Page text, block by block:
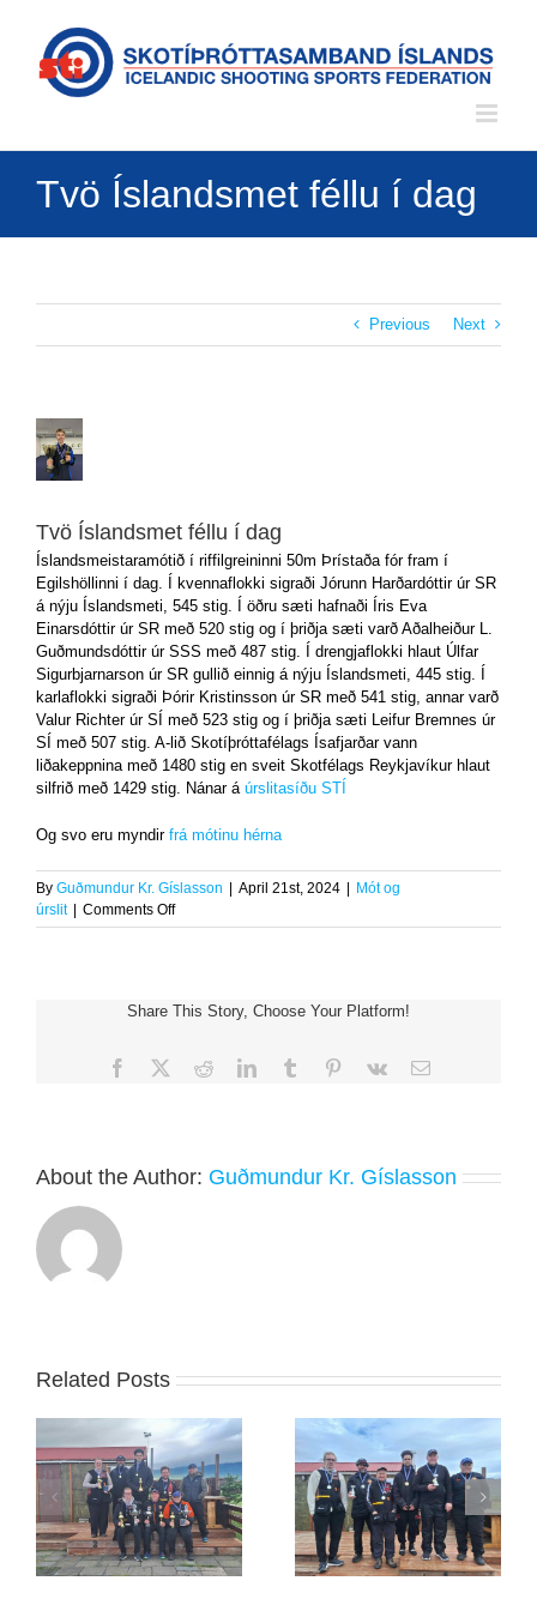
content
Tvö Íslandsmet féllu í dag
Previous Next
View
Larger
Image
Tvö Íslandsmet féllu í dag
Íslandsmeistaramótið í riffilgreininni 50m Þrístaða fór fram í
Egilshöllinni í dag. Í kvennaflokki sigraði Jórunn Harðardóttir úr SR
á nýju Íslandsmeti, 545 stig. Í öðru sæti hafnaði Íris Eva
Einarsdóttir úr SR með 520 stig og í þriðja sæti varð Aðalheiður L.
Guðmundsdóttir úr SSS með 487 stig. Í drengjaflokki hlaut Úlfar
Sigurbjarnarson úr SR gullið einnig á nýju Íslandsmeti, 445 stig. Í
karlaflokki sigraði Þórir Kristinsson úr SR með 541 stig, annar varð
Valur Richter úr SÍ með 523 stig og í þriðja sæti Leifur Bremnes úr
SÍ með 507 stig. A-lið Skotíþróttafélags Ísafjarðar vann
liðakeppnina með 1480 stig en sveit Skotfélags Reykjavíkur hlaut
silfrið með 1429 stig. Nánar á úrslitasíðu STÍ
Og svo eru myndir frá mótinu hérna
By Guðmundur Kr. Gíslasson | April 21st, 2024 | Mót og
úrslit | Comments Offon
Tvö
dag
Share This Story, Choose Your Platform!
Facebook RedditLinkedInTumblr Pinterest
Vk Email
About the Author: Guðmundur Kr. Gíslasson
Related Posts
Guðmann sigraði á
Blönduósi
Jóhannes Frank
sigraði á Húsavík um
helgina